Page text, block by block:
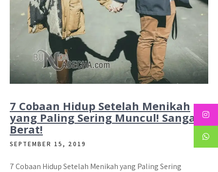
7 Cobaan Hidup Setelah Menikah
yang Paling Sering Muncul! Sangat
Berat!
SEPTEMBER 15, 2019
7 Cobaan Hidup Setelah Menikah yang Paling Sering